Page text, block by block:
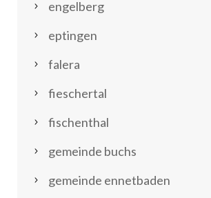
engelberg
eptingen
falera
fieschertal
fischenthal
gemeinde buchs
gemeinde ennetbaden